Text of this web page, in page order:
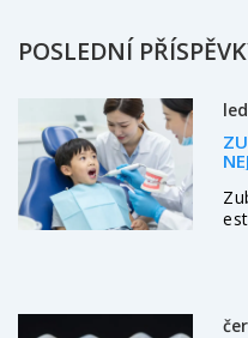
POSLEDNÍ